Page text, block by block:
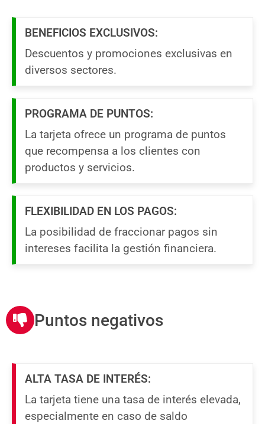
BENEFICIOS EXCLUSIVOS:
Descuentos y promociones exclusivas en
diversos sectores.
PROGRAMA DE PUNTOS:
La tarjeta ofrece un programa de puntos
que recompensa a los clientes con
productos y servicios.
FLEXIBILIDAD EN LOS PAGOS:
La posibilidad de fraccionar pagos sin
intereses facilita la gestión financiera.
Puntos negativos
ALTA TASA DE INTERÉS:
La tarjeta tiene una tasa de interés elevada,
especialmente en caso de saldo